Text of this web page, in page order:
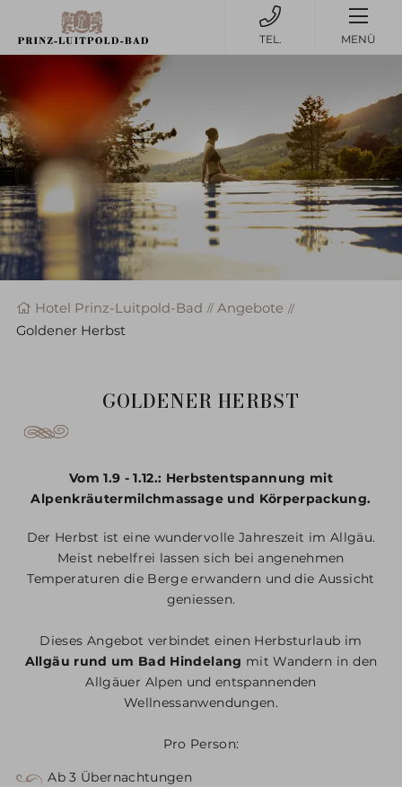
MENÜ
Hotel Prinz-Luitpold-Bad
Angebote
Goldener Herbst
GOLDENER HERBST
Vom 1.9 - 1.12.: Herbstentspannung mit
Alpenkräutermilchmassage und Körperpackung.
Der Herbst ist eine wundervolle Jahreszeit im Allgäu.
Meist nebelfrei lassen sich bei angenehmen
Temperaturen die Berge erwandern und die Aussicht
geniessen.
Dieses Angebot verbindet einen Herbsturlaub im
Allgäu rund um Bad Hindelang mit Wandern in den
Allgäuer Alpen und entspannenden
Wellnessanwendungen.
Pro Person:
Ab 3 Übernachtungen